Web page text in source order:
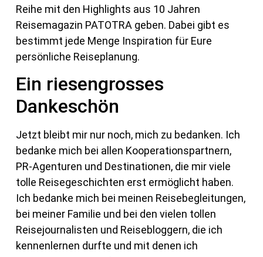
Reihe mit den Highlights aus 10 Jahren
Reisemagazin PATOTRA geben. Dabei gibt es
bestimmt jede Menge Inspiration für Eure
persönliche Reiseplanung.
Ein riesengrosses
Dankeschön
Jetzt bleibt mir nur noch, mich zu bedanken. Ich
bedanke mich bei allen Kooperationspartnern,
PR-Agenturen und Destinationen, die mir viele
tolle Reisegeschichten erst ermöglicht haben.
Ich bedanke mich bei meinen Reisebegleitungen,
bei meiner Familie und bei den vielen tollen
Reisejournalisten und Reisebloggern, die ich
kennenlernen durfte und mit denen ich